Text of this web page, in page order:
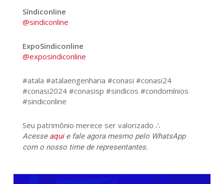
Síndiconline
@sindiconline
ExpoSindiconline
@exposindiconline
#atala #atalaengenharia #conasi #conasi24
#conasi2024 #conasisp #sindicos #condomínios
#sindiconline
Seu patrimônio merece ser valorizado ∴
Acesse aquie fale agora mesmo pelo WhatsApp
com o nosso time de representantes.